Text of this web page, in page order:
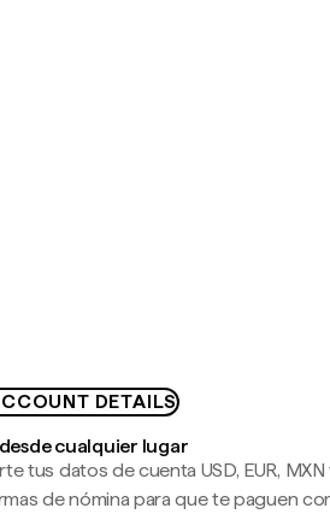
DETAILS
cualquier lugar
tus datos de cuenta USD, EUR,
de nómina para que te paguen